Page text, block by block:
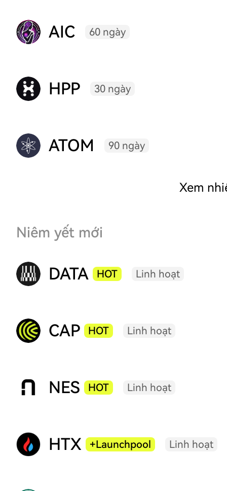
AIC 60 ngày
HPP 30 ngày
ATOM 90 ngày
Xem
Niêm yết mới
DATA HOT Linh hoạt
CAP HOT Linh hoạt
NES HOT Linh hoạt
HTX +Launchpool Linh hoạt